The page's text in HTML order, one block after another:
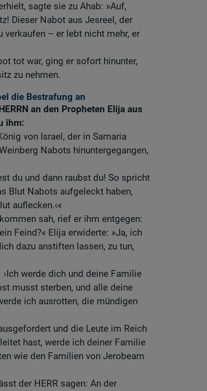
sagte sie zu Ahab: »Auf,
Dieser Nabot aus Jesreel, der
verkaufen – er lebt nicht mehr, er
tot war, ging er sofort hinunter,
zu nehmen.
die Bestrafung an
an den Propheten Elija aus
ihm:
von Israel, der in Samaria
Nabots hinuntergegangen,
du und dann raubst du! So spricht
Blut Nabots aufgeleckt haben,
auflecken.‹«
sah, rief er ihm entgegen:
Feind?« Elija erwiderte: »Ja, ich
dazu anstiften lassen, zu tun,
werde dich und deine Familie
musst sterben, und alle deine
ich ausrotten, die mündigen
und die Leute im Reich
hast, werde ich deiner Familie
wie den Familien von Jerobeam
der HERR sagen: An der